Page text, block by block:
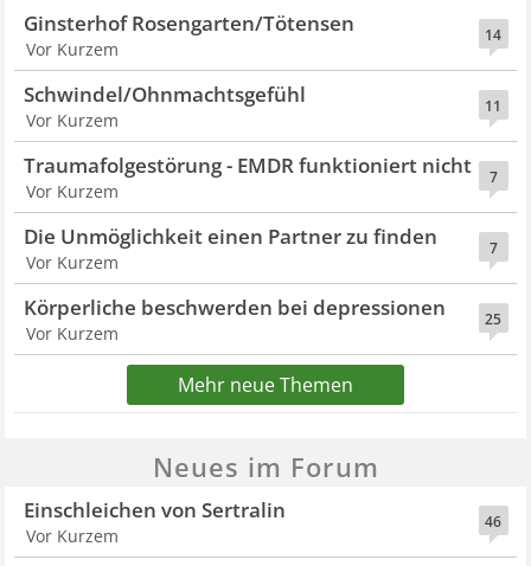
14
Ginsterhof Rosengarten/Tötensen
Vor Kurzem
11
Schwindel/Ohnmachtsgefühl
Vor Kurzem
7
Traumafolgestörung - EMDR funktioniert nicht
Vor Kurzem
7
Die Unmöglichkeit einen Partner zu finden
Vor Kurzem
25
Körperliche beschwerden bei depressionen
Vor Kurzem
Mehr neue Themen
Neues im Forum
46
Einschleichen von Sertralin
Vor Kurzem